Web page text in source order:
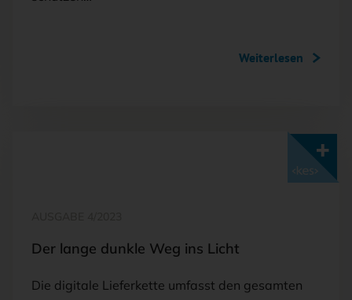
Weiterlesen
Der lange dunkle Weg ins Licht
Die digitale Lieferkette umfasst den gesamten